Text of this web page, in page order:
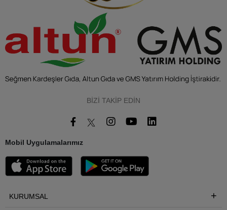
BIZI TAKIP EDIN
Mobil Uygulamalarımız
KURUMSAL